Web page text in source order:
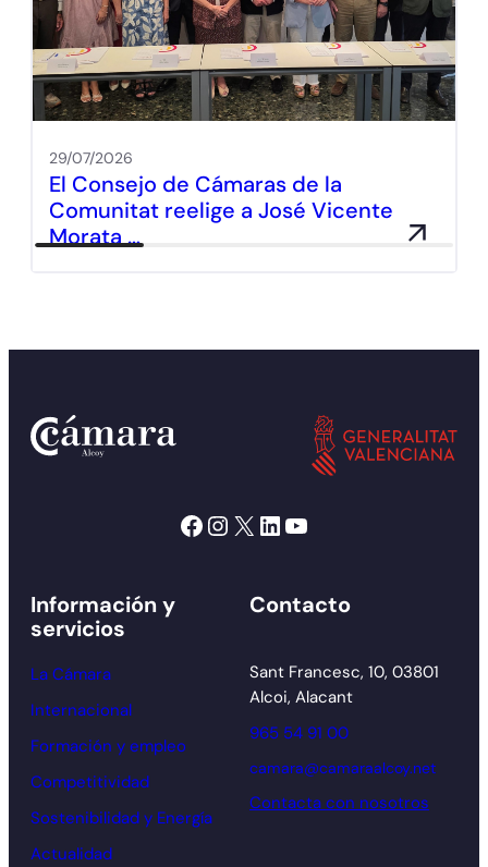
29/07/2026
El Consejo de Cámaras de la
Comunitat reelige a José Vicente
Morata …
Facebook Instagram X LinkedIn YouTube
Información y
servicios
La Cámara
Internacional
Formación y empleo
Competitividad
Sostenibilidad y Energía
Actualidad
Contacto
Sant Francesc, 10, 03801
Alcoi, Alacant
965 54 91 00
camara@camaraalcoy.net
Contacta con nosotros